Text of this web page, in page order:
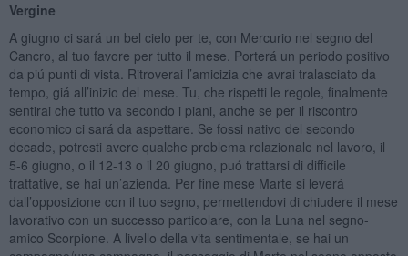
Vergine
A giugno ci sará un bel cielo per te, con Mercurio nel segno del
Cancro, al tuo favore per tutto il mese. Porterá un periodo positivo
da piú punti di vista. Ritroverai l’amicizia che avrai tralasciato da
tempo, giá all’inizio del mese. Tu, che rispetti le regole, finalmente
sentirai che tutto va secondo i piani, anche se per il riscontro
economico ci sará da aspettare. Se fossi nativo del secondo
decade, potresti avere qualche problema relazionale nel lavoro, il
5-6 giugno, o il 12-13 o il 20 giugno, puó trattarsi di difficile
trattative, se hai un’azienda. Per fine mese Marte si leverá
dall’opposizione con il tuo segno, permettendovi di chiudere il mese
lavorativo con un successo particolare, con la Luna nel segno-
amico Scorpione. A livello della vita sentimentale, se hai un